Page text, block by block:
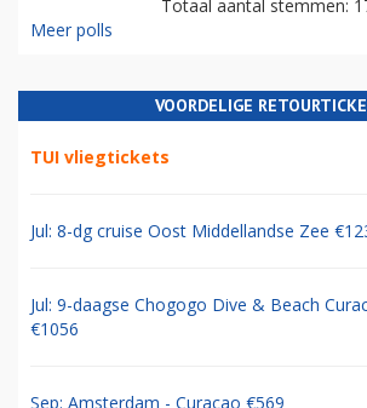
Totaal aantal stemmen:
Meer polls
VOORDELIGE
TUI vliegtickets
Jul: 8-dg cruise Oost Middellandse Zee
Jul: 9-daagse Chogogo Dive & Beach
€1056
Sep: Amsterdam - Curacao €569